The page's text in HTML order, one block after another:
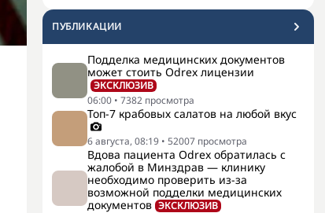
ПУБЛИКАЦИИ
Подделка медицинских документов
может стоить Odrex лицензии
ЭКСКЛЮЗИВ
06:00 • 7382 просмотра
Топ-7 крабовых салатов на любой вкус
6 августа, 08:19 • 52007 просмотра
Вдова пациента Odrex обратилась с
жалобой в Минздрав — клинику
необходимо проверить из-за
возможной подделки медицинских
документов ЭКСКЛЮЗИВ